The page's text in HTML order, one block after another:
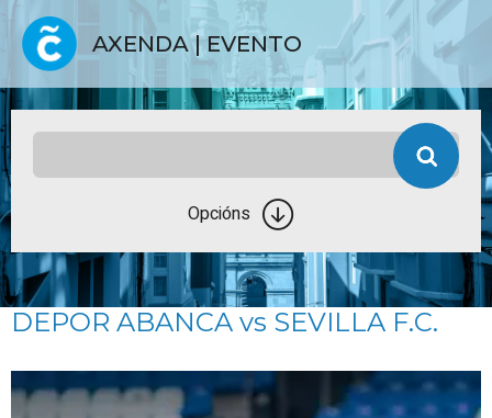
AXENDA | EVENTO
Opcións
DEPOR ABANCA vs SEVILLA F.C.